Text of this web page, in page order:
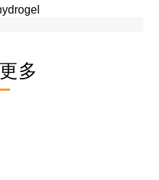
多